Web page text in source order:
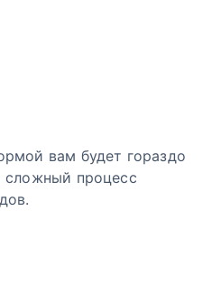
вам будет гораздо
сложный процесс